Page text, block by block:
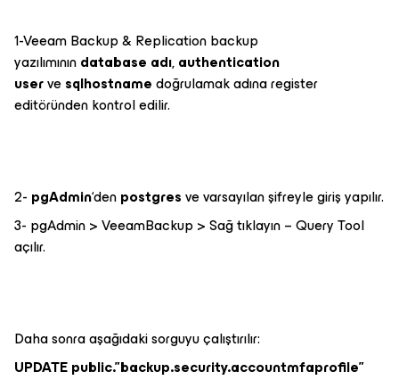
1-Veeam Backup & Replication backup
yazılımınındatabase adı,authentication
uservesqlhostnamedoğrulamak adına register
editöründen kontrol edilir.
2- pgAdmin‘denpostgresve varsayılan şifreyle giriş yapılır.
3- pgAdmin > VeeamBackup > Sağ tıklayın – Query Tool
açılır.
Daha sonra aşağıdaki sorguyu çalıştırılır:
UPDATE public.”backup.security.accountmfaprofile”